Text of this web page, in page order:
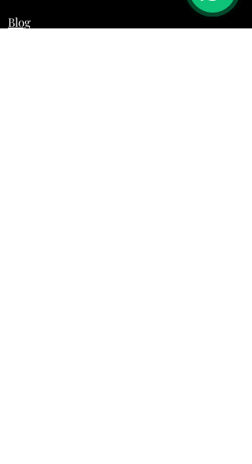
Blog